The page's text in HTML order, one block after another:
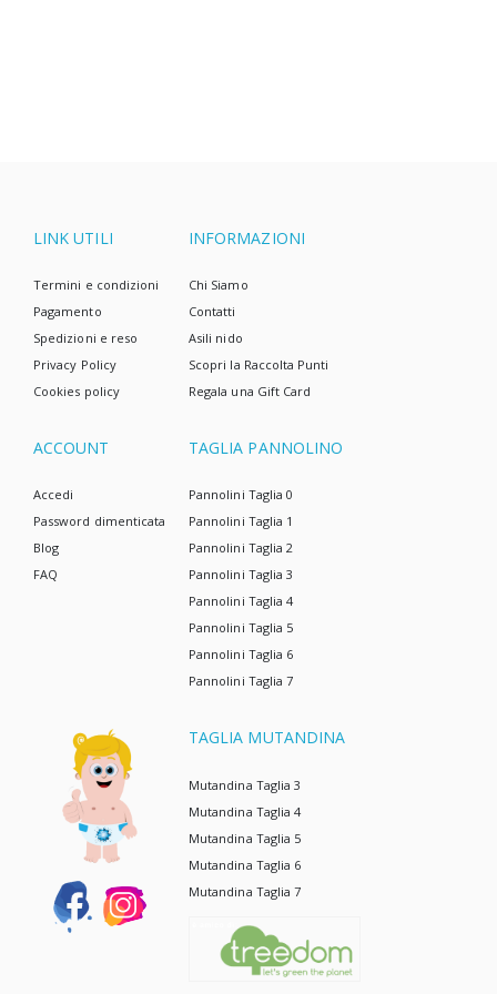
LINK UTILI
Termini e condizioni
Pagamento
Spedizioni e reso
Privacy Policy
Cookies policy
INFORMAZIONI
Chi Siamo
Contatti
Asili nido
Scopri la Raccolta Punti
Regala una Gift Card
ACCOUNT
Accedi
Password dimenticata
Blog
FAQ
TAGLIA PANNOLINO
Pannolini Taglia 0
Pannolini Taglia 1
Pannolini Taglia 2
Pannolini Taglia 3
Pannolini Taglia 4
Pannolini Taglia 5
Pannolini Taglia 6
Pannolini Taglia 7
TAGLIA MUTANDINA
Mutandina Taglia 3
Mutandina Taglia 4
Mutandina Taglia 5
Mutandina Taglia 6
Mutandina Taglia 7